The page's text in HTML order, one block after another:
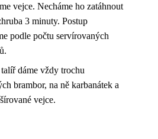
vejce. Necháme ho zatáhnout
3 minuty. Postup
podle počtu servírovaných
dáme vždy trochu
brambor, na ně karbanátek a
vejce.